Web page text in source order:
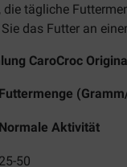
die tägliche
das Futter an
CaroCroc
Futtermenge
Normale Aktivität
25-50